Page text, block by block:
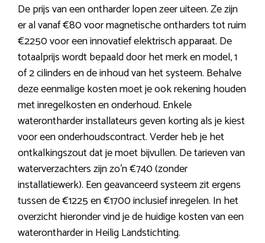
De prijs van een ontharder lopen zeer uiteen. Ze zijn
er al vanaf €80 voor magnetische ontharders tot ruim
€2250 voor een innovatief elektrisch apparaat. De
totaalprijs wordt bepaald door het merk en model, 1
of 2 cilinders en de inhoud van het systeem. Behalve
deze eenmalige kosten moet je ook rekening houden
met inregelkosten en onderhoud. Enkele
waterontharder installateurs geven korting als je kiest
voor een onderhoudscontract. Verder heb je het
ontkalkingszout dat je moet bijvullen. De tarieven van
waterverzachters zijn zo’n €740 (zonder
installatiewerk). Een geavanceerd systeem zit ergens
tussen de €1225 en €1700 inclusief inregelen. In het
overzicht hieronder vind je de huidige kosten van een
waterontharder in Heilig Landstichting.